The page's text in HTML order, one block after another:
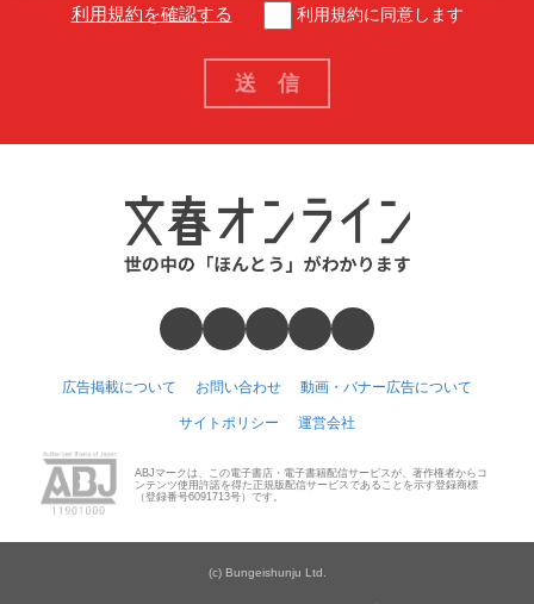
利用規約を確認する 利用規約に同意します
広告掲載について お問い合わせ 動画・バナー広告について
サイトポリシー 運営会社
ABJマークは、この電子書店・電子書籍配信サービスが、著作権者からコ
ンテンツ使用許諾を得た正規版配信サービスであることを示す登録商標
（登録番号6091713号）です。
(c) Bungeishunju Ltd.